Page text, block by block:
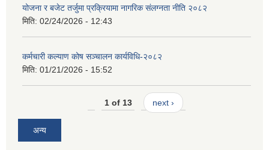
योजना र बजेट तर्जुमा प्रक्रियामा नागरिक संलग्नता नीति २०८२
मिति: 02/24/2026 - 12:43
कर्मचारी कल्याण कोष सञ्चालन कार्यविधि-२०८२
मिति: 01/21/2026 - 15:52
1 of 13 next ›
अन्य